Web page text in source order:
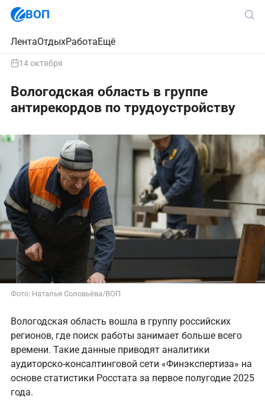
ВОП
ЛентаОтдыхРаботаЕщё
14 октября
Вологодская область в группе
антирекордов по трудоустройству
Фото: Наталья Соловьёва/ВОП
Вологодская область вошла в группу российских
регионов, где поиск работы занимает больше всего
времени. Такие данные приводят аналитики
аудиторско-консалтинговой сети «Финэкспертиза» на
основе статистики Росстата за первое полугодие 2025
года.